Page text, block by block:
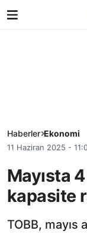
Haberler Ekonomi
11 Haziran 2025 -
Mayısta
kapasite
TOBB, mayıs